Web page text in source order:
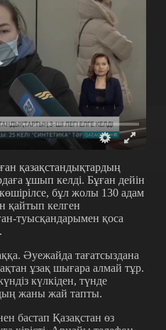
қазақстандықтардың
ұшып келді. Бұған дейін
бұл жолы 130 адам
қайтып келген
туысқандарымен қоса
Әуежайда тағатсыздана
ұзақ шығара алмай тұр.
күлкіден, түнде
жаны жай тапты.
бастап Қазақстан өз